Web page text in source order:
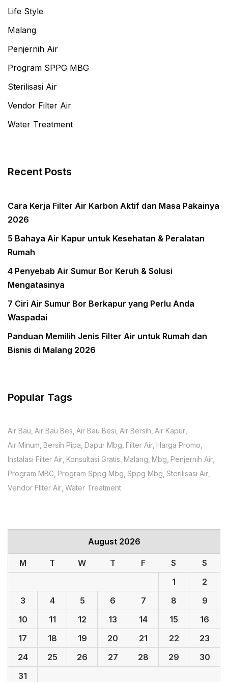
Life Style
Malang
Penjernih Air
Program SPPG MBG
Sterilisasi Air
Vendor Filter Air
Water Treatment
Recent Posts
Cara Kerja Filter Air Karbon Aktif dan Masa Pakainya
2026
5 Bahaya Air Kapur untuk Kesehatan & Peralatan
Rumah
4 Penyebab Air Sumur Bor Keruh & Solusi
Mengatasinya
7 Ciri Air Sumur Bor Berkapur yang Perlu Anda
Waspadai
Panduan Memilih Jenis Filter Air untuk Rumah dan
Bisnis di Malang 2026
Popular Tags
Air Bau Air Bau Bes Air Bau Besi Air Bersih Air Kapur
Air Minum Bersih Pipa Dapur Mbg Filter Air Harga Promo
Instalasi Filter Air Konsultasi Gratis Malang Mbg Penjernih Air
Program MBG Program Sppg Mbg Sppg Mbg Sterilisasi Air
Vendor FIlter Air Water Treatment
August 2026
M T W T F S
S
1
2
3
4 5 6 7 8
9
10
11 12 13 14 15
16
17
18 19 20 21 22
23
24
25 26 27 28 29
30
31